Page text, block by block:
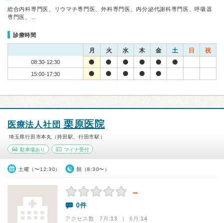
総合内科専門医、リウマチ専門医、外科専門医、内分泌代謝科専門医、呼吸器
専門医、…
診療時間
月 火 水 木 金 土 日 祝
08:30-12:30
15:00-17:30
医療法人社団 栗原医院
埼玉県行田市本丸（持田駅、行田市駅）
駐車場あり マイナ受付
土曜（〜12:30） 朝（8:30〜）
－
0件
アクセス数 7月:13 | 6月:14